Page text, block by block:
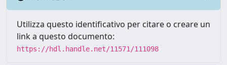
Utilizza questo identificativo per citare o creare un
link a questo documento:
https://hdl.handle.net/11571/111098